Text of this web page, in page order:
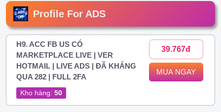
Profile For ADS
H9. ACC FB US CÓ
MARKETPLACE LIVE | VER
HOTMAIL | LIVE ADS | ĐÃ KHÁNG
QUA 282 | FULL 2FA
Kho hàng: 50
39.767đ
MUA NGAY